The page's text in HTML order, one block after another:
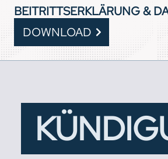
BEITRITTS­ERKLÄRUNG &
DOWNLOAD